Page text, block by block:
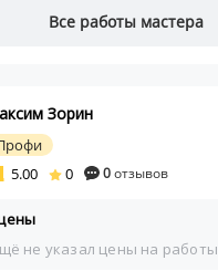
Все работы мастера
Зорин
5.00
0 0отзывов
не указал цены на работы